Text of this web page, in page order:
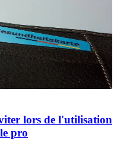
lors de l'utilisation
pro